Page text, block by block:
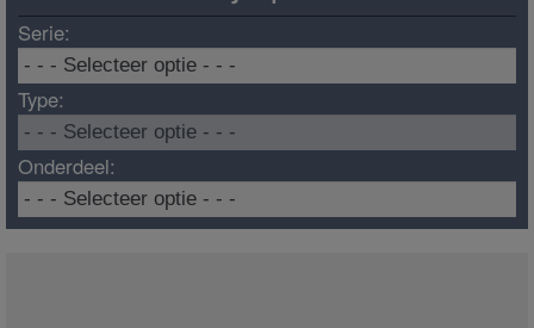
Serie:
Type:
Onderdeel: